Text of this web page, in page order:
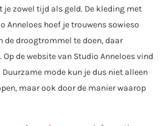
je zowel tijd als geld. De kleding met
Anneloes hoef je trouwens sowieso
de droogtrommel te doen, daar
de website van Studio Anneloes vind
Duurzame mode kun je dus niet alleen
maar ook door de manier waarop